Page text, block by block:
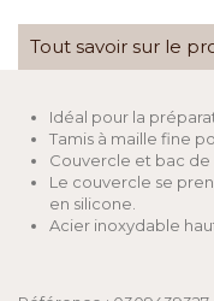
Tout savoir sur le
Idéal pour la
Tamis à maille fine
Couvercle et bac de
Le couvercle se
en silicone.
Acier inoxydable